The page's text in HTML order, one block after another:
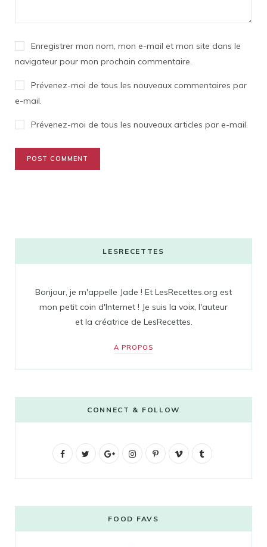
Enregistrer mon nom, mon e-mail et mon site dans le
navigateur pour mon prochain commentaire.
Prévenez-moi de tous les nouveaux commentaires par
e-mail.
Prévenez-moi de tous les nouveaux articles par e-mail.
LESRECETTES
Bonjour, je m'appelle Jade ! Et LesRecettes.org est
mon petit coin d'Internet ! Je suis la voix, l'auteur
et la créatrice de LesRecettes.
A PROPOS
CONNECT & FOLLOW
F
b
t
G
g
l
I
t
a
P
e
V
o
l
FOOD FAVS